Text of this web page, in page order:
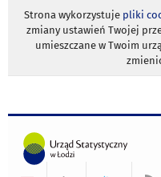
Strona wykorzystuje pliki
zmiany ustawień Twojej
umieszczane w Twoim